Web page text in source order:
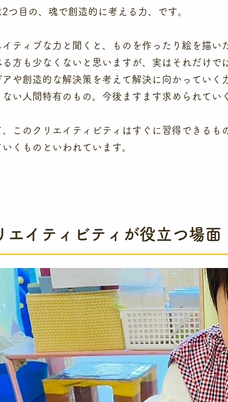
2つ目の、魂で創造的に考える力、です。
イティブな力と聞くと、ものを作ったり絵を描
る方も少なくないと思いますが、実はそれだけ
アや創造的な解決策を考えて解決に向かってい
い人間特有のもの。今後ますます求められてい
、このクリエイティビティはすぐに習得できる
いくものといわれています。
エイティビティが役立つ場面